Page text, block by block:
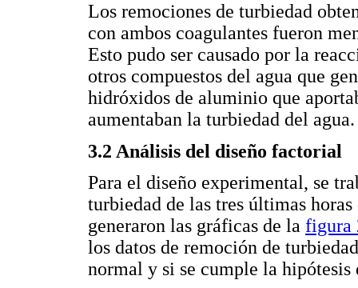
Los remociones de turbiedad
con ambos coagulantes fueron
Esto pudo ser causado por la
otros compuestos del agua que
hidróxidos de aluminio que
aumentaban la turbiedad del agua.
3.2 Análisis del diseño factorial
Para el diseño experimental, se
turbiedad de las tres últimas
generaron las gráficas de la figura
los datos de remoción de
normal y si se cumple la hipótesis